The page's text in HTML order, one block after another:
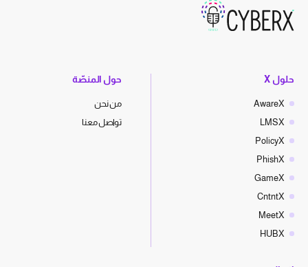
حلول X
AwareX
LMSX
PolicyX
PhishX
GameX
CntntX
MeetX
HUBX
حول المنصّة
من نحن
تواصل معنا